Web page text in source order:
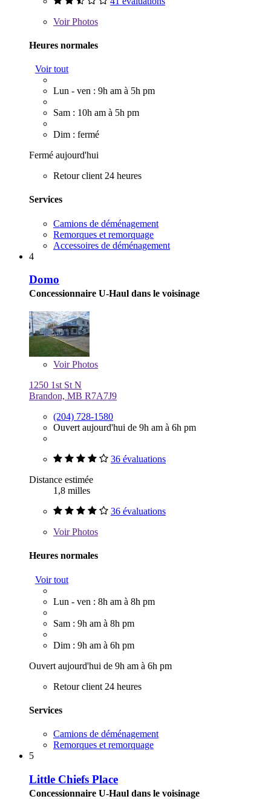
VoirPhotos
Heures normales
Voir tout
Lun - ven : 9h am à 5h pm
Sam : 10h am à 5h pm
Dim : fermé
Fermé aujourd'hui
Retour client 24 heures
Services
Camions de déménagement
Remorques et remorquage
Accessoires de déménagement
4
Domo
Concessionnaire U-Haul dans le voisinage
VoirPhotos
1250 1st St N
Brandon, MB R7A7J9
(204) 728-1580
Ouvert aujourd'hui de 9h am à 6h pm
36 évaluations
Distance estimée
1,8 milles
36 évaluations
VoirPhotos
Heures normales
Voir tout
Lun - ven : 8h am à 8h pm
Sam : 9h am à 8h pm
Dim : 9h am à 6h pm
Ouvert aujourd'hui de 9h am à 6h pm
Retour client 24 heures
Services
Camions de déménagement
Remorques et remorquage
5
Little Chiefs Place
Concessionnaire U-Haul dans le voisinage